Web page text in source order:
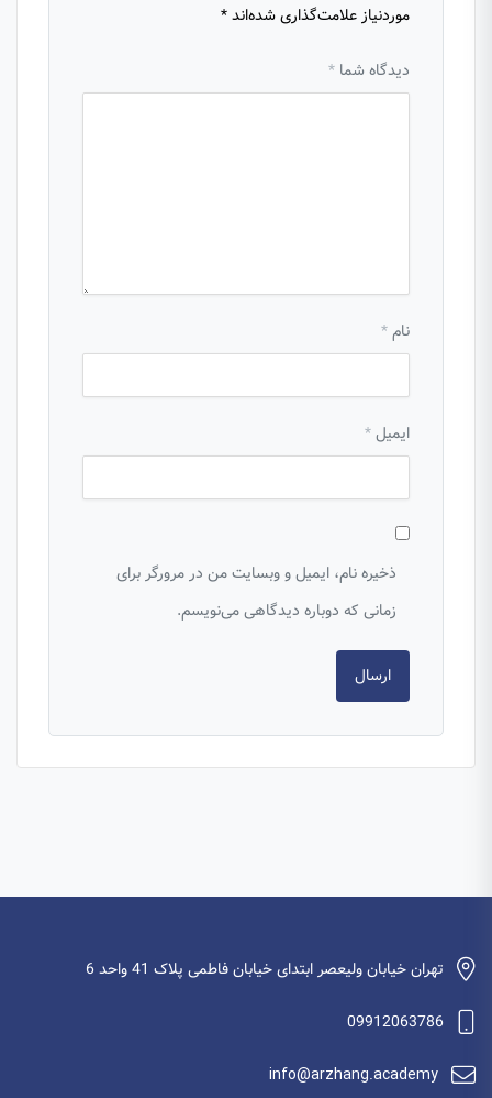
موردنیاز علامت‌گذاری شده‌اند*
دیدگاه شما *
نام*
ایمیل*
ذخیره نام، ایمیل و وبسایت من در مرورگر برای
زمانی که دوباره دیدگاهی می‌نویسم.
تهران خیابان ولیعصر ابتدای خیابان فاطمی پلاک 41 واحد 6
09912063786
info@arzhang.academy